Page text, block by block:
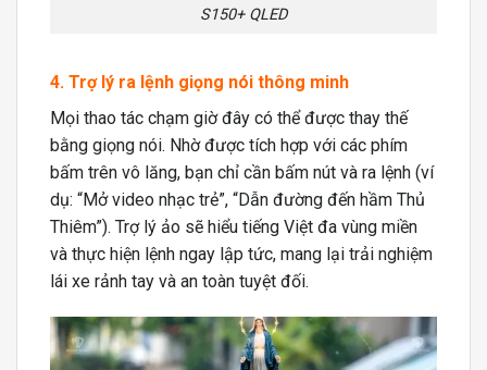
S150+ QLED
4. Trợ lý ra lệnh giọng nói thông minh
Mọi thao tác chạm giờ đây có thể được thay thế
bằng giọng nói. Nhờ được tích hợp với các phím
bấm trên vô lăng, bạn chỉ cần bấm nút và ra lệnh (ví
dụ: “Mở video nhạc trẻ”, “Dẫn đường đến hầm Thủ
Thiêm”). Trợ lý ảo sẽ hiểu tiếng Việt đa vùng miền
và thực hiện lệnh ngay lập tức, mang lại trải nghiệm
lái xe rảnh tay và an toàn tuyệt đối.